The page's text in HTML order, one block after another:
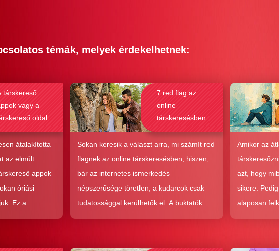
témák, melyek érdekelhetnek:
társkereső
vagy a
oldalak
a
kapcsolat
kialakításához?
átalakította
az elmúlt
appok
óriási
Ez a
véletlen,
lehet sikereket
7 red flag az
online
társkeresésben
Sokan keresik a választ arra, mi számít red
flagnek az online társkeresésben, hiszen,
bár az internetes ismerkedés
népszerűsége töretlen, a kudarcok csak
tudatossággal kerülhetők el. A buktatók
ellenére ez a társkeresési forma joggal
hatékonyság, amit ad, nehezen
Amikor az
azt, hogy
sikere.
alaposan
kudarctól
társkeresés